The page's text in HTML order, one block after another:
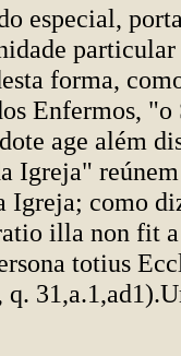
especial,
forma,
Enfermos, "o
age além
Igreja"
Igreja; como
illa non fit
totius
q.